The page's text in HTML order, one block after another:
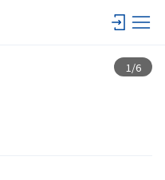
1 /6
查看一覽